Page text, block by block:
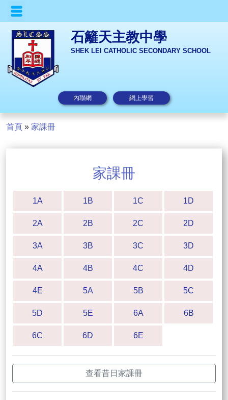
石籬天主教中學
SHEK LEI CATHOLIC SECONDARY SCHOOL
內聯網 網上學習
首頁 » 家課冊
家課冊
1A 1B 1C 1D
2A 2B 2C 2D
3A 3B 3C 3D
4A 4B 4C 4D
4E 5A 5B 5C
5D 5E 6A 6B
6C 6D 6E
查看昔日家課冊